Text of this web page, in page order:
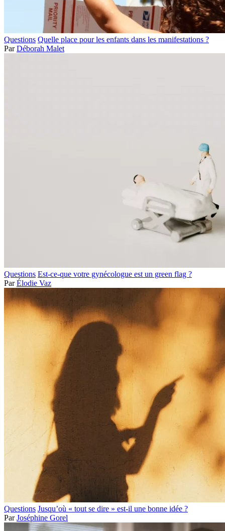
Questions Quelle place pour les enfants dans les manifestations ?
Par Déborah Malet
Questions Est-ce-que votre gynécologue est un green flag ?
Par Élodie Vaz
Questions Jusqu’où « tout se dire » est-il une bonne idée ?
Par Joséphine Gorel